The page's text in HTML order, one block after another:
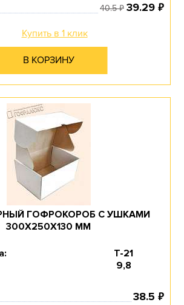
40.5₽ 39.29 ₽
Купить в 1 клик
В КОРЗИНУ
ГОФРОКОРОБ С УШКАМИ
300Х250Х130 ММ
Т-21
9,8
38.5 ₽